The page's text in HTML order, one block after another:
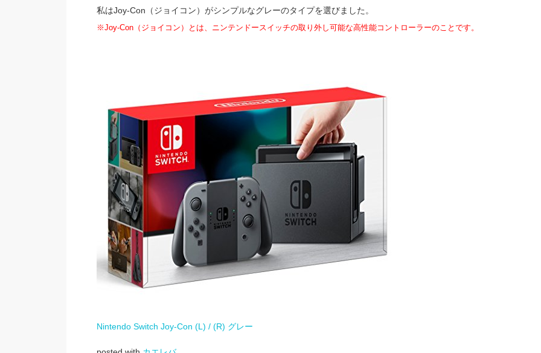
私はJoy-Con（ジョイコン）がシンプルなグレーのタイプを選びました。
※Joy-Con（ジョイコン）とは、ニンテンドースイッチの取り外し可能な高性能コントローラーのことです。
Nintendo Switch Joy-Con (L) / (R) グレー